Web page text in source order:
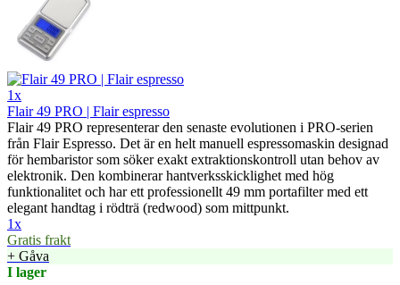
1x
Flair 49 PRO | Flair espresso
Flair 49 PRO representerar den senaste evolutionen i PRO-serien
från Flair Espresso. Det är en helt manuell espressomaskin designad
för hembaristor som söker exakt extraktionskontroll utan behov av
elektronik. Den kombinerar hantverksskicklighet med hög
funktionalitet och har ett professionellt 49 mm portafilter med ett
elegant handtag i rödträ (redwood) som mittpunkt.
1x
Gratis frakt
+ Gåva
I lager